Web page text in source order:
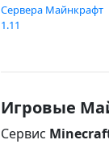
Сервера Майнкрафт
1.11
Игровые
Сервис